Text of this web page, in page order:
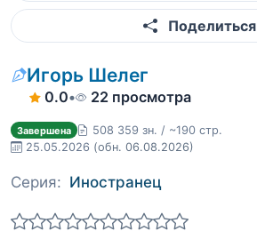
Поделиться
Игорь Шелег
0.0• 22 просмотра
Завершена
508 359 зн. / ~190 стр.
25.05.2026 (обн. 06.08.2026)
Серия: Иностранец